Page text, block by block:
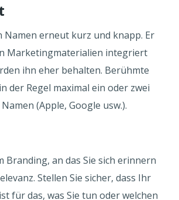
Namen erneut kurz und knapp. Er
Marketingmaterialien integriert
ihn eher behalten. Berühmte
der Regel maximal ein oder zwei
(Apple, Google usw.).
Branding, an das Sie sich erinnern
Stellen Sie sicher, dass Ihr
für das, was Sie tun oder welchen